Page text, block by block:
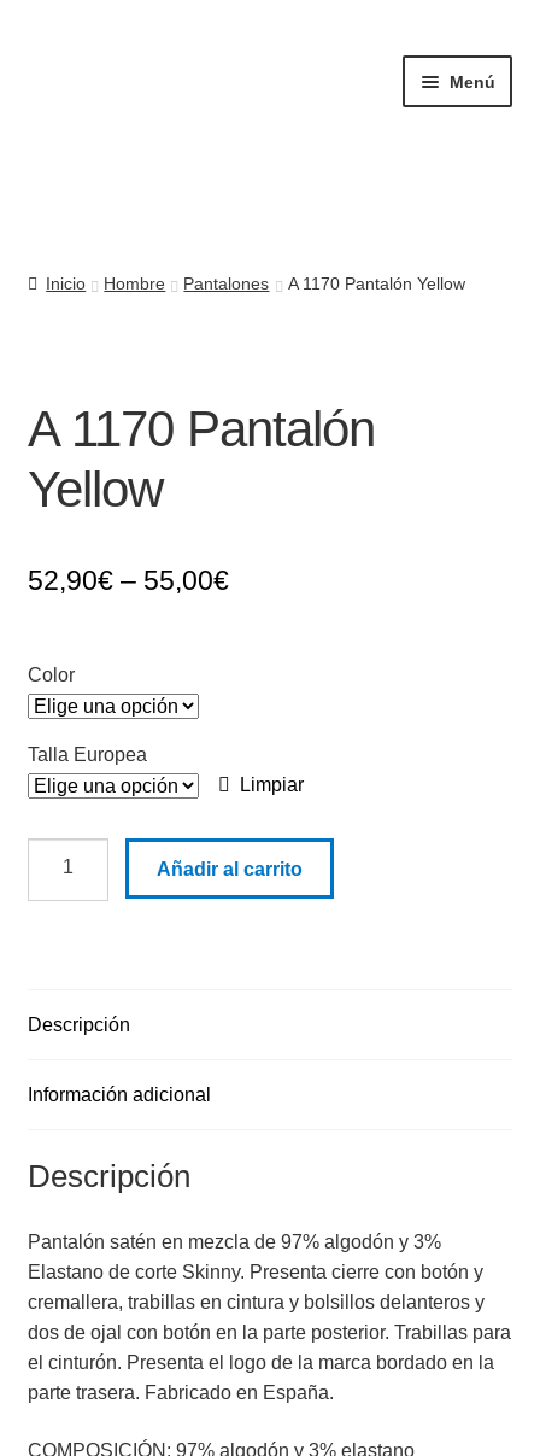
Menú
Hombre
Quiénes somos
Contacto
Inicio Hombre Pantalones A 1170 Pantalón Yellow
A 1170 Pantalón
Yellow
52,90€– 55,00€
Color
Talla Europea
Limpiar
Añadir al carrito
Descripción
Información adicional
Descripción
Pantalón satén en mezcla de 97% algodón y 3%
Elastano de corte Skinny. Presenta cierre con botón y
cremallera, trabillas en cintura y bolsillos delanteros y
dos de ojal con botón en la parte posterior. Trabillas para
el cinturón. Presenta el logo de la marca bordado en la
parte trasera. Fabricado en España.
COMPOSICIÓN: 97% algodón y 3% elastano